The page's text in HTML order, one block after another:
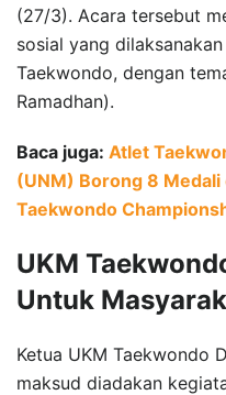
(27/3). Acara tersebut
sosial yang
Taekwondo, dengan
Ramadhan).
Baca juga: Atlet
(UNM) Borong 8
Taekwondo
UKM
Untuk
Ketua UKM Taekwondo
maksud diadakan